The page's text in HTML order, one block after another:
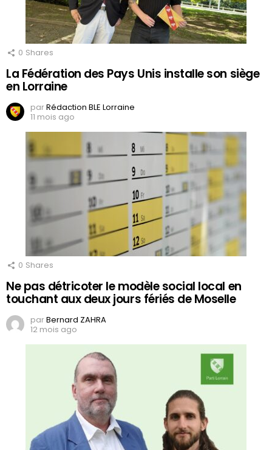
0 Shares
La Fédération des Pays Unis installe son siège
en Lorraine
parRédaction BLE Lorraine
11 mois ago
0 Shares
Ne pas détricoter le modèle social local en
touchant aux deux jours fériés de Moselle
parBernard ZAHRA
12 mois ago